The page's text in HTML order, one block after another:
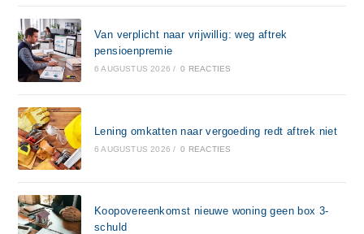
Van verplicht naar vrijwillig: weg aftrek
pensioenpremie
6 AUGUSTUS 2026 / 0 REACTIES
Lening omkatten naar vergoeding redt aftrek niet
6 AUGUSTUS 2026 / 0 REACTIES
Koopovereenkomst nieuwe woning geen box 3-
schuld